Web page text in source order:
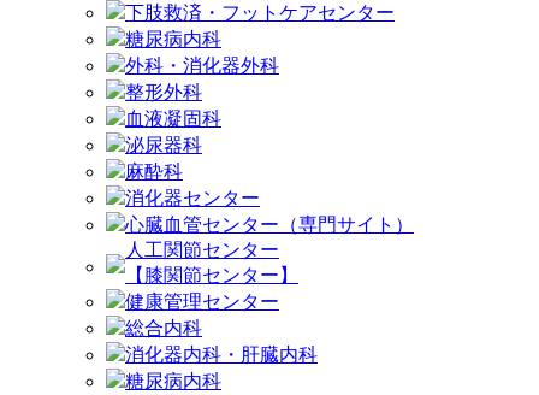
下肢救済・フットケアセンター
糖尿病内科
外科・消化器外科
整形外科
血液凝固科
泌尿器科
麻酔科
消化器センター
心臓血管センター（専門サイト）
人工関節センター
【膝関節センター】
健康管理センター
総合内科
消化器内科・肝臓内科
糖尿病内科